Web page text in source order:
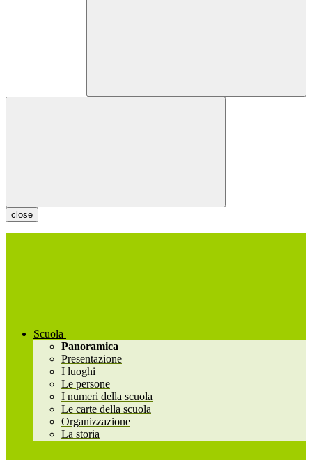
close
Scuola
Panoramica
Presentazione
I luoghi
Le persone
I numeri della scuola
Le carte della scuola
Organizzazione
La storia